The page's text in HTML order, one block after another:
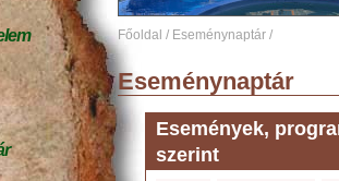
Főoldal / Eseménynaptár /
Eseménynaptár
Események,
szerint